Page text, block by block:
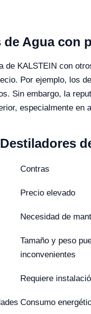
de Agua con
de KALSTEIN con
Por ejemplo, los
Sin embargo, la
especialmente
Contras
Precio elevado
Necesidad de
Tamaño y peso
inconvenientes
Requiere
Consumo